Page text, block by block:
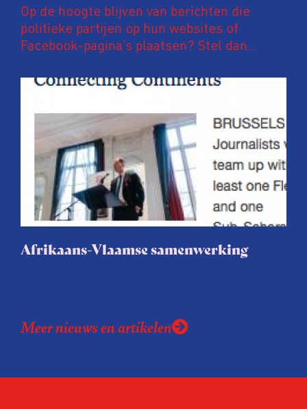
Op de hoogte blijven van berichten die
politieke partijen op hun websites of
Facebook-pagina’s plaatsen? Stel dan
zijn meer dan 600.000 nieuwsberichten van
meer dan 800 nationale, regionale en lokale
politieke partijen te vinden. Ben je
bijvoorbeeld geïnteresseerd in
energietransitie, hoogbouw of
fietsinfrastructuur? Dan kan je eenvoudig
instellen dat je direct, elk uur of eke zes
uur een e-mail wil ontvangen over deze
zoekwoorden. Ideaal voor betrokken
belangenbehartigers!
Afrikaans-Vlaamse samenwerking
Meer nieuws en artikelen